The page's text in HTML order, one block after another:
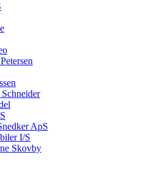
ApS
I/S
Skovby